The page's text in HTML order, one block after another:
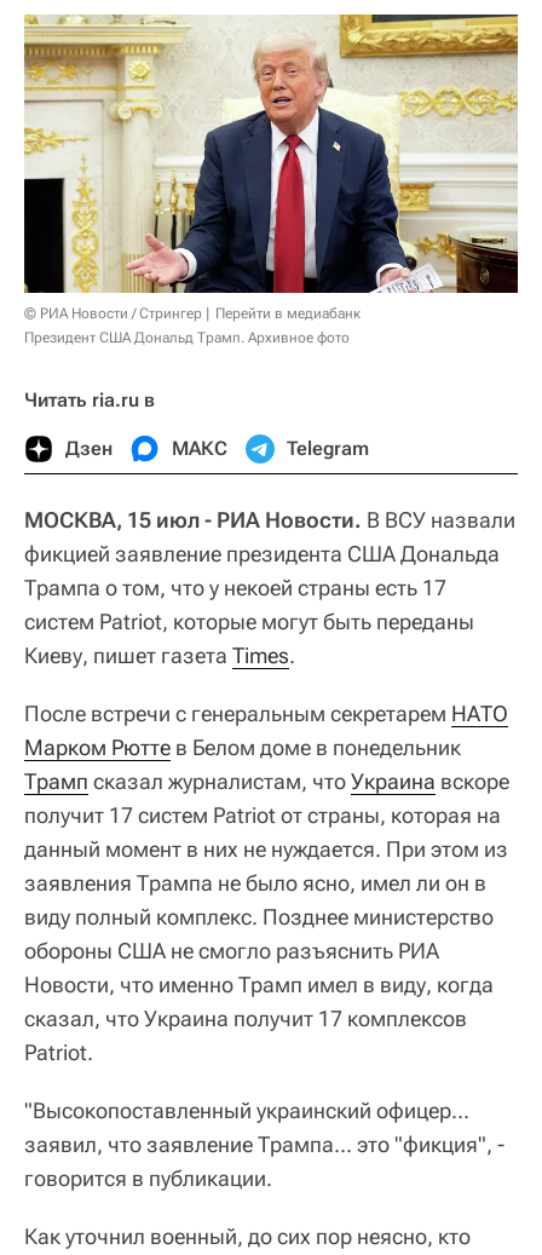
© РИА Новости / Стрингер
Перейти в медиабанк
Президент США Дональд Трамп. Архивное фото
Читать ria.ru в
Дзен МАКС Telegram
МОСКВА, 15 июл - РИА Новости. В ВСУ назвали
фикцией заявление президента США Дональда
Трампа о том, что у некоей страны есть 17
систем Patriot, которые могут быть переданы
Киеву, пишет газета Times.
После встречи с генеральным секретарем НАТО
Марком Рютте в Белом доме в понедельник
Трамп сказал журналистам, чтоУкраина вскоре
получит 17 систем Patriot от страны, которая на
данный момент в них не нуждается. При этом из
заявления Трампа не было ясно, имел ли он в
виду полный комплекс. Позднее министерство
обороны США не смогло разъяснить РИА
Новости, что именно Трамп имел в виду, когда
сказал, что Украина получит 17 комплексов
Patriot.
"Высокопоставленный украинский офицер...
заявил, что заявление Трампа... это "фикция", -
говорится в публикации.
Как уточнил военный, до сих пор неясно, кто